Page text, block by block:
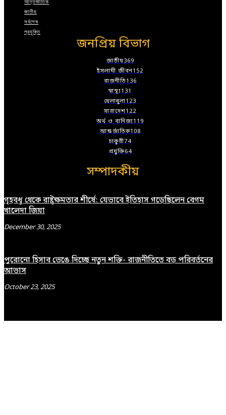
আন্তর্জাতিক
জাতীয়
সর্বশেষ
প্রযুক্তি
জনপ্রিয় বিভাগ
জাতীয়369
ইসলামী জীবন152
রাজনীতি136
স্বাস্থ্য131
খেলাধুলা123
সারাদেশ122
অর্থ ও বানিজ্য119
আন্তর্জাতিক108
চাকুরী74
প্রযুক্তি64
সম্পাদকীয়
গৃহবধূ থেকে রাষ্ট্রক্ষমতার শীর্ষে: যেভাবে ইতিহাস গড়েছিলেন বেগম
খালেদা জিয়া
December 30, 2025
পুরোনো হিসাব ভেঙে দিচ্ছে নতুন শক্তি- রাজনীতিতে বড় পরিবর্তনের
আভাস
October 23, 2025